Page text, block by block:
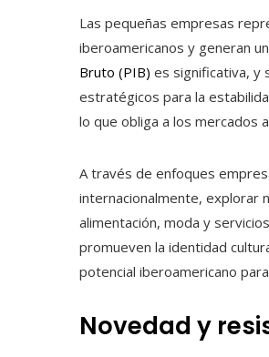
Las pequeñas empresas
iberoamericanos y generan
Bruto (PIB) es significativa, y
estratégicos para la
lo que obliga a los mercados
A través de enfoques
internacionalmente, explorar
alimentación, moda y
promueven la identidad
potencial iberoamericano
Novedad y